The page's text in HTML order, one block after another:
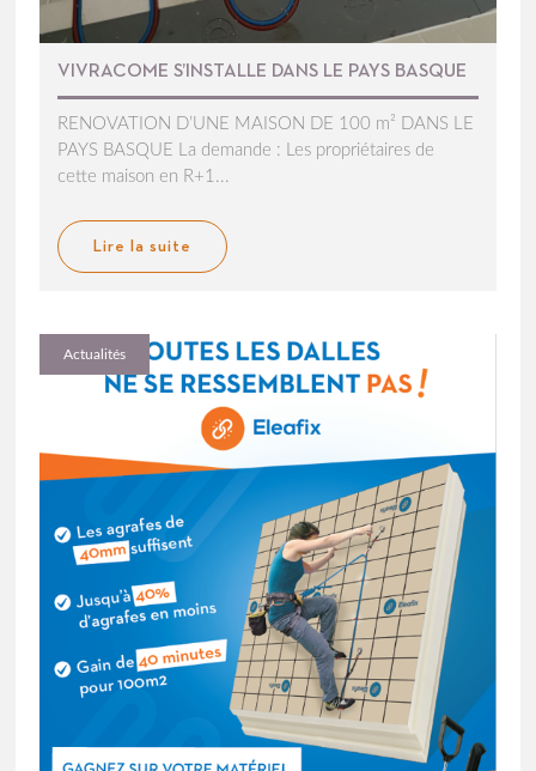
VIVRACOME S’INSTALLE DANS LE PAYS BASQUE
RENOVATION D’UNE MAISON DE 100 m² DANS LE
PAYS BASQUE La demande : Les propriétaires de
cette maison en R+1...
Lire la suite
Actualités